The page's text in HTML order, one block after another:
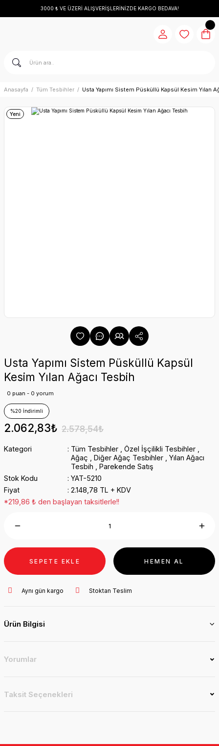
3000 ₺ VE ÜZERİ ALIŞVERİŞLERİNİZDE KARGO BEDAVA!
Anasayfa Tüm Tesbihler Usta Yapımı Sistem Püsküllü Kapsül Kesim Yılan
Yeni
Usta Yapımı Sistem Püsküllü Kapsül
Kesim Yılan Ağacı Tesbih
0 puan - 0 yorum
%20 İndirimli
2.062,83₺ 2.578,54₺
Kategori Tüm Tesbihler Özel İşçilikli Tesbihler
Ağaç
Diğer Ağaç Tesbihler
Yılan Ağacı
Tesbih
Parekende Satış
Stok Kodu
YAT-5210
Fiyat
2.148,78 TL + KDV
*219,86 ₺ den başlayan taksitlerle!!
SEPETE EKLE HEMEN AL
Aynı gün kargo Stoktan Teslim
Ürün Bilgisi
Yorumlar
Taksit Seçenekleri